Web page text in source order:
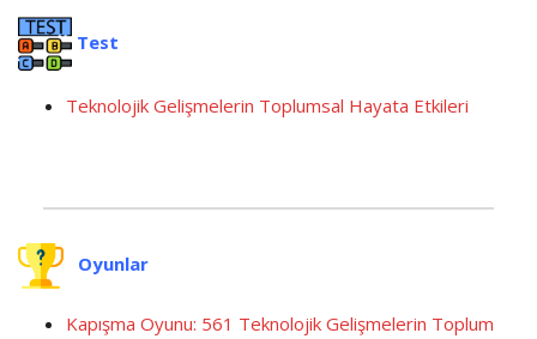
Test
Teknolojik Gelişmelerin Toplumsal Hayata Etkileri
Oyunlar
Kapışma Oyunu: 561 Teknolojik Gelişmelerin Toplum